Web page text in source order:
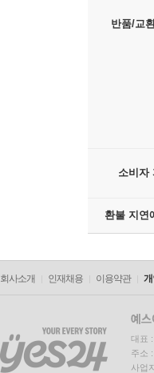
반품/교
소비자
환불 지연
회사소개 인재채용 이용약관 개
대표
주소
사업